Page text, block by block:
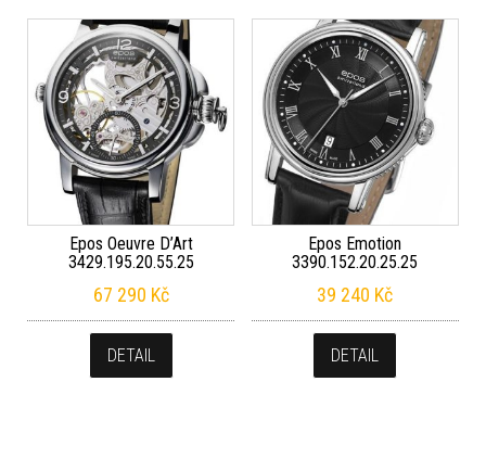
Epos Oeuvre D’Art
3429.195.20.55.25
67 290 Kč
DETAIL
Epos Emotion
3390.152.20.25.25
39 240 Kč
DETAIL